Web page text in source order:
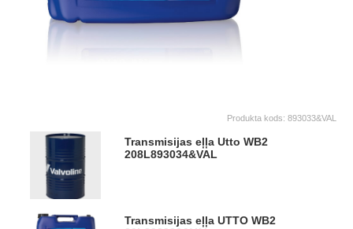
Produkta kods: 893033&VAL
Transmisijas eļļa Utto WB2
208L893034&VAL
Transmisijas eļļa UTTO WB2